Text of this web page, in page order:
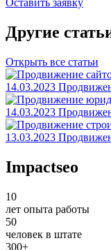
Другие
Открыть все статьи
14.03.2023
14.03.2023
13.03.2023
Impactseo
10
лет опыта работы
50
человек в штате
300+